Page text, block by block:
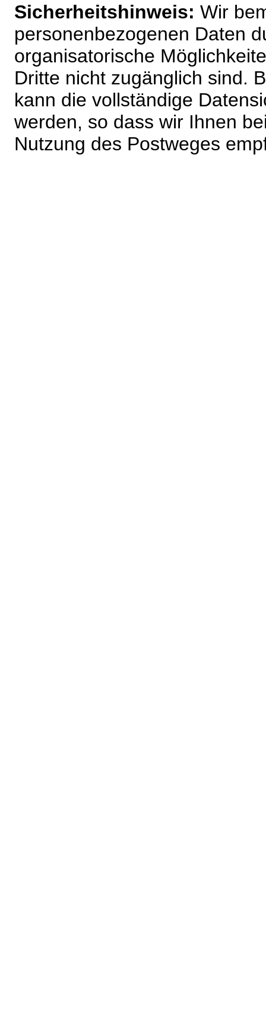
Sicherheitshinweis: Wir
personenbezogenen Daten
organisatorische
Dritte nicht zugänglich sind.
kann die vollständige
werden, so dass wir Ihnen
Nutzung des Postweges